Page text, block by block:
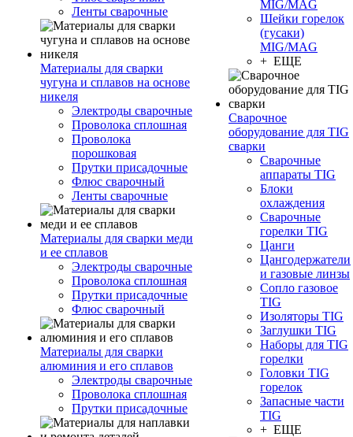
Ленты сварочные
Материалы для сварки
чугуна и сплавов на основе
никеля
Электроды сварочные
Проволока сплошная
Проволока
порошковая
Прутки присадочные
Флюс сварочный
Ленты сварочные
Материалы для сварки меди
и ее сплавов
Электроды сварочные
Проволока сплошная
Прутки присадочные
Флюс сварочный
Материалы для сварки
алюминия и его сплавов
Электроды сварочные
Проволока сплошная
Прутки присадочные
MIG/MAG
Шейки горелок
(гусаки)
MIG/MAG
+ ЕЩЕ
Сварочное
оборудование для TIG
сварки
Сварочные
аппараты TIG
Блоки
охлаждения
Сварочные
горелки TIG
Цанги
Цангодержатели
и газовые линзы
Сопло газовое
TIG
Изоляторы TIG
Заглушки TIG
Наборы для TIG
горелки
Головки TIG
горелок
Запасные части
TIG
+ ЕЩЕ